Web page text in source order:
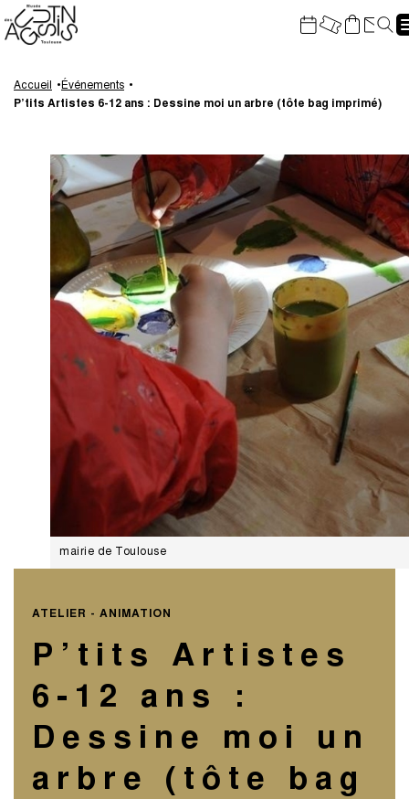
au
contenu
la
la
pied
page
Accueil
Événements
P’tits Artistes 6-12 ans : Dessine moi un arbre (tôte bag imprimé)
mairie de Toulouse
P’tits Artistes
6-12 ans :
Dessine moi un
arbre (tôte bag
ATELIER - ANIMATION
Gestion de vos préférences sur les cookies